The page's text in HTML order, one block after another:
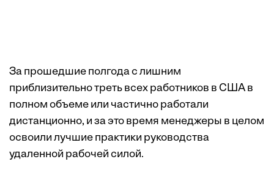
За прошедшие полгода с лишним
приблизительно треть всех работников в США в
полном объеме или частично работали
дистанционно, и за это время менеджеры в целом
освоили лучшие практики руководства
удаленной рабочей силой.